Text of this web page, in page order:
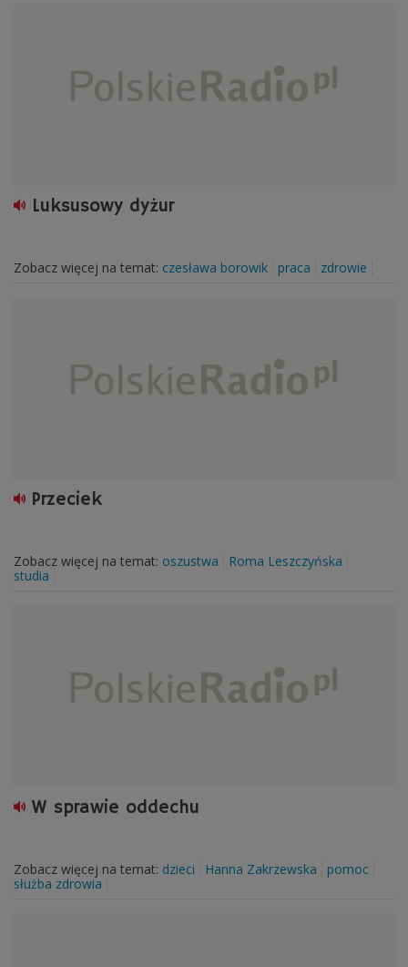
Luksusowy dyżur
Zobacz więcej na temat: czesława borowik praca zdrowie
Przeciek
Zobacz więcej na temat: oszustwa
Roma Leszczyńska
studia
W sprawie oddechu
Zobacz więcej na temat: dzieci Hanna Zakrzewska
pomoc
służba zdrowia